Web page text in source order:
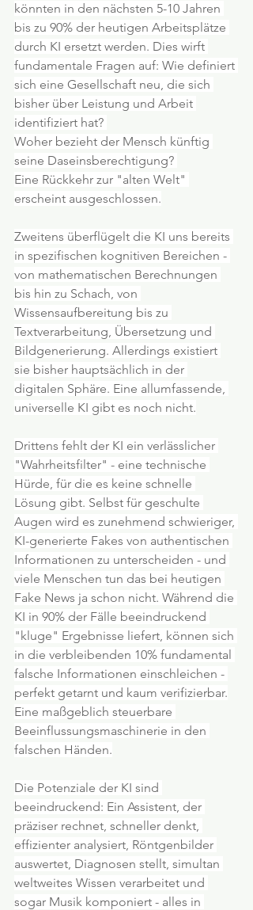
könnten in den nächsten 5-10 Jahren
bis zu 90% der heutigen Arbeitsplätze
durch KI ersetzt werden. Dies wirft
fundamentale Fragen auf: Wie definiert
sich eine Gesellschaft neu, die sich
bisher über Leistung und Arbeit
identifiziert hat?
Woher bezieht der Mensch künftig
seine Daseinsberechtigung?
Eine Rückkehr zur "alten Welt"
erscheint ausgeschlossen.
Zweitens überflügelt die KI uns bereits
in spezifischen kognitiven Bereichen -
von mathematischen Berechnungen
bis hin zu Schach, von
Wissensaufbereitung bis zu
Textverarbeitung, Übersetzung und
Bildgenerierung. Allerdings existiert
sie bisher hauptsächlich in der
digitalen Sphäre. Eine allumfassende,
universelle KI gibt es noch nicht.
Drittens fehlt der KI ein verlässlicher
"Wahrheitsfilter" - eine technische
Hürde, für die es keine schnelle
Lösung gibt. Selbst für geschulte
Augen wird es zunehmend schwieriger,
KI-generierte Fakes von authentischen
Informationen zu unterscheiden - und
viele Menschen tun das bei heutigen
Fake News ja schon nicht. Während die
KI in 90% der Fälle beeindruckend
"kluge" Ergebnisse liefert, können sich
in die verbleibenden 10% fundamental
falsche Informationen einschleichen -
perfekt getarnt und kaum verifizierbar.
Eine maßgeblich steuerbare
Beeinflussungsmaschinerie in den
falschen Händen.
Die Potenziale der KI sind
beeindruckend: Ein Assistent, der
präziser rechnet, schneller denkt,
effizienter analysiert, Röntgenbilder
auswertet, Diagnosen stellt, simultan
weltweites Wissen verarbeitet und
sogar Musik komponiert - alles in